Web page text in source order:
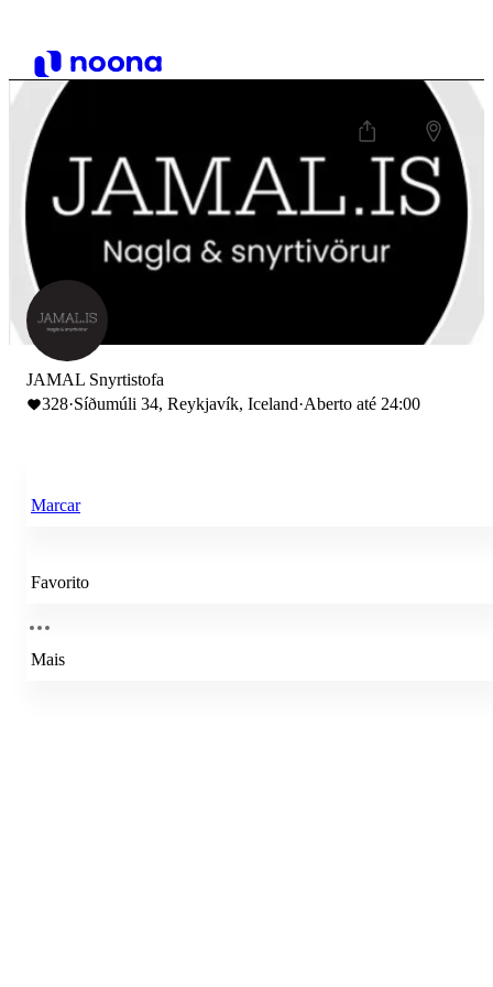
JAMAL Snyrtistofa
328·Síðumúli 34, Reykjavík, Iceland·Aberto até 24:00
Marcar
Favorito
Mais